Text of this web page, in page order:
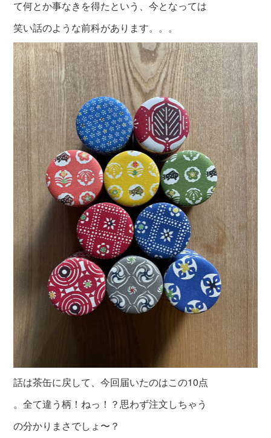
て何とか事なきを得たという、今となっては
笑い話のような前科があります。。。
話は茶缶に戻して、今回届いたのはこの10点
。全て違う柄！ねっ！？思わず注文しちゃう
の分かりまさでしょ〜？